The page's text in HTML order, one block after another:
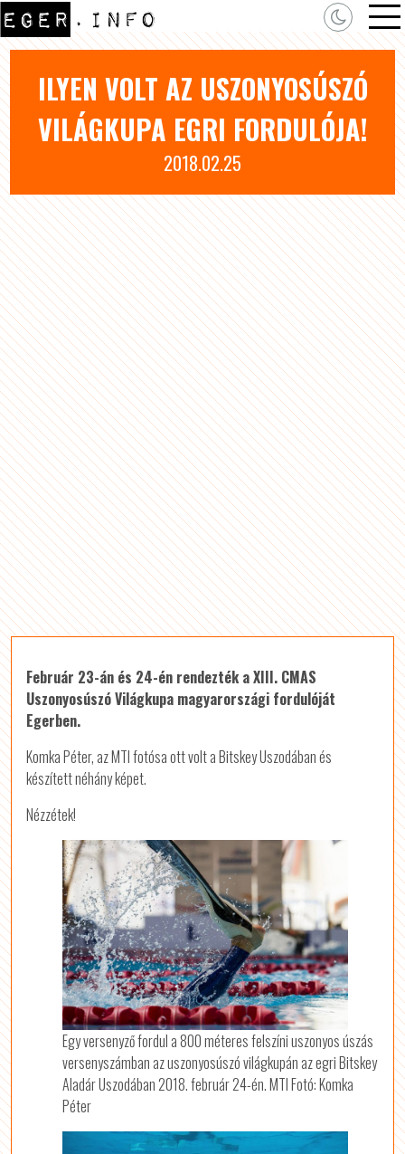
ILYEN VOLT AZ USZONYOSÚSZÓ
VILÁGKUPA EGRI FORDULÓJA!
2018.02.25
Február 23-án és 24-én rendezték a XIII. CMAS
Uszonyosúszó Világkupa magyarországi fordulóját
Egerben.
Komka Péter, az MTI fotósa ott volt a Bitskey Uszodában és
készített néhány képet.
Nézzétek!
Egy versenyző fordul a 800 méteres felszíni uszonyos úszás
versenyszámban az uszonyosúszó világkupán az egri Bitskey
Aladár Uszodában 2018. február 24-én. MTI Fotó: Komka
Péter